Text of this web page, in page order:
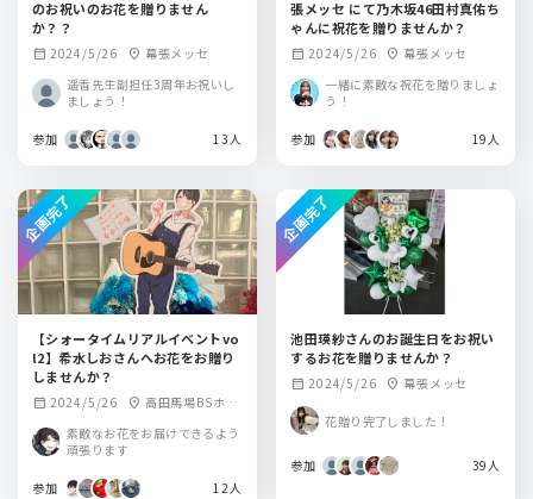
のお祝いのお花を贈りません
か？？
calendar_month 2024/5/26 location_on 幕張メッセ
遥香先生副担任3周年お祝いし
ましょう！
参加 13人
張メッセ にて乃木坂46田村真佑ち
ゃんに祝花を贈りませんか？
calendar_month 2024/5/26 location_on 幕張メッセ
一緒に素敵な祝花を贈りましょ
う！
参加 19人
【シォータイムリアルイベントvo
l2】希水しおさんへお花をお贈り
しませんか？
calendar_month 2024/5/26 location_on 高田馬場BSホー
素敵なお花をお届けできるよう
頑張ります
参加 12人
企画完了
池田瑛紗さんのお誕生日をお祝い
するお花を贈りませんか？
calendar_month 2024/5/26 location_on 幕張メッセ
花贈り完了しました！
参加 39人
企画完了